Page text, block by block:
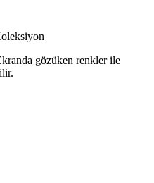
gözüken renkler ile